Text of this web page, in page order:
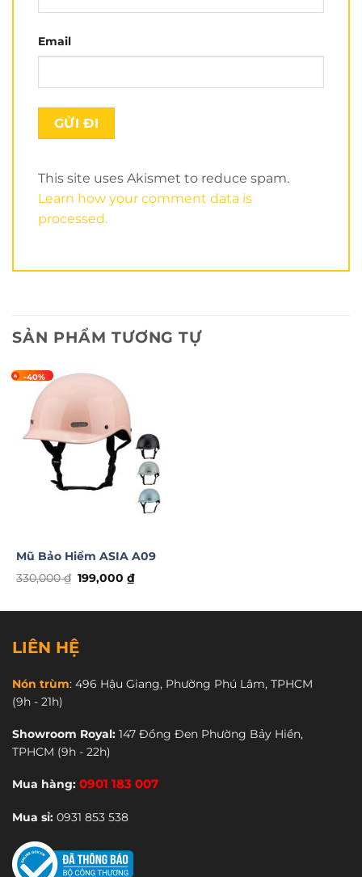
Email
This site uses Akismet to reduce spam.
Learn how your comment data is
processed.
SẢN PHẨM TƯƠNG TỰ
-40%
Mũ Bảo Hiểm ASIA A09
330,000₫ Giá
gốc
330,000 ₫.
199,000₫Giá
là:
LIÊN HỆ
Nón trùm: 496 Hậu Giang, Phường Phú Lâm, TPHCM
(9h - 21h)
Showroom Royal: 147 Đồng Đen Phường Bảy Hiền,
TPHCM (9h - 22h)
Mua hàng: 0901 183 007
Mua sỉ: 0931 853 538